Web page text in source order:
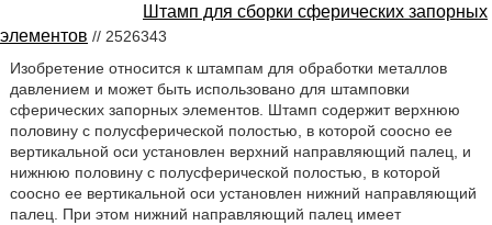
Штамп для сборки сферических запорных
элементов // 2526343
Изобретение относится к штампам для обработки металлов
давлением и может быть использовано для штамповки
сферических запорных элементов. Штамп содержит верхнюю
половину с полусферической полостью, в которой соосно ее
вертикальной оси установлен верхний направляющий палец, и
нижнюю половину с полусферической полостью, в которой
соосно ее вертикальной оси установлен нижний направляющий
палец. При этом нижний направляющий палец имеет